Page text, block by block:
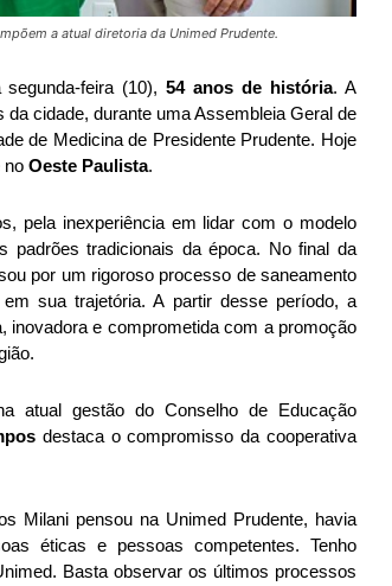
a atual diretoria da Unimed Prudente.
feira (10),54 anos de história. A
cidade, durante uma Assembleia Geral de
de Medicina de Presidente Prudente. Hoje
no Oeste Paulista.
pela inexperiência em lidar com o modelo
padrões tradicionais da época. No final da
por um rigoroso processo de saneamento
sua trajetória. A partir desse período, a
inovadora e comprometida com a promoção
atual gestão do Conselho de Educação
destaca o compromisso da cooperativa
Milani pensou na Unimed Prudente, havia
éticas e pessoas competentes. Tenho
Basta observar os últimos processos